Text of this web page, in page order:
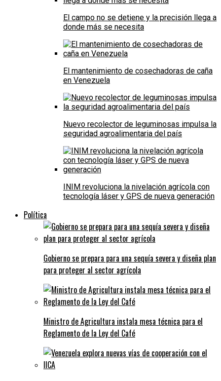
El campo no se detiene y la precisión llega a
donde más se necesita
El mantenimiento de cosechadoras de caña
en Venezuela
Nuevo recolector de leguminosas impulsa la
seguridad agroalimentaria del país
INIM revoluciona la nivelación agrícola con
tecnología láser y GPS de nueva generación
Política
Gobierno se prepara para una sequía severa y diseña plan
para proteger al sector agrícola
Ministro de Agricultura instala mesa técnica para el
Reglamento de la Ley del Café